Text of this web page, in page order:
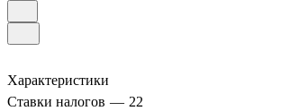
Характеристики
Ставки налогов — 22